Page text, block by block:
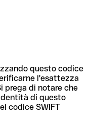
questo codice
l'esattezza
prega di notare che
di questo
codice SWIFT